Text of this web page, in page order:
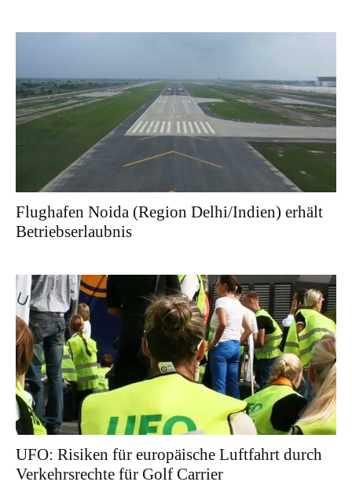
Flughafen Noida (Region Delhi/Indien) erhält
Betriebserlaubnis
UFO: Risiken für europäische Luftfahrt durch
Verkehrsrechte für Golf Carrier